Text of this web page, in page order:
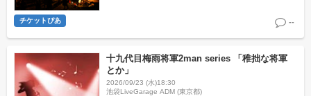
チケットぴあ --
十九代目梅雨将軍2man series 「稚拙な将軍
とか」
2026/09/23 (水)18:30
池袋LiveGarage ADM (東京都)